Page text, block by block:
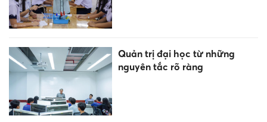
Quản trị đại học từ những
nguyên tắc rõ ràng